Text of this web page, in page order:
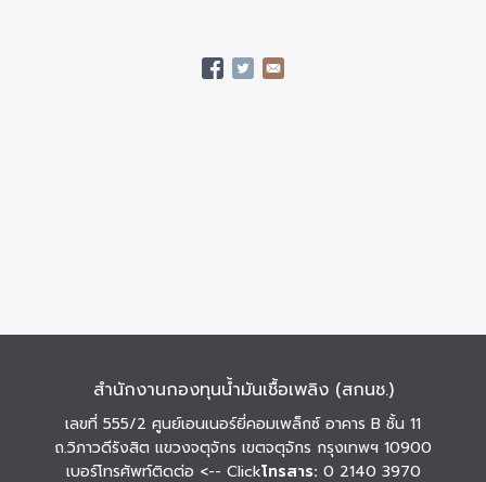
สำนักงานกองทุนน้ำมันเชื้อเพลิง (สกนช.)
เลขที่ 555/2 ศูนย์เอนเนอร์ยี่คอมเพล็กซ์ อาคาร B ชั้น 11
ถ.วิภาวดีรังสิต แขวงจตุจักร เขตจตุจักร กรุงเทพฯ 10900
เบอร์โทรศัพท์ติดต่อ <-- Clickโทรสาร: 0 2140 3970